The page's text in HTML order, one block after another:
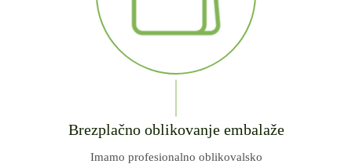
Brezplačno oblikovanje embalaže
Imamo profesionalno oblikovalsko